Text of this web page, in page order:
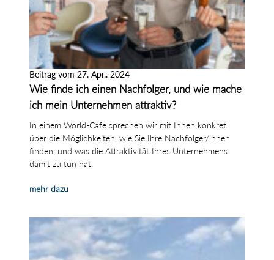
Beitrag vom 27. Apr.. 2024
Wie finde ich einen Nachfolger, und wie mache
ich mein Unternehmen attraktiv?
In einem World-Cafe sprechen wir mit Ihnen konkret
über die Möglichkeiten, wie Sie Ihre Nachfolger/innen
finden, und was die Attraktivität Ihres Unternehmens
damit zu tun hat.
mehr dazu